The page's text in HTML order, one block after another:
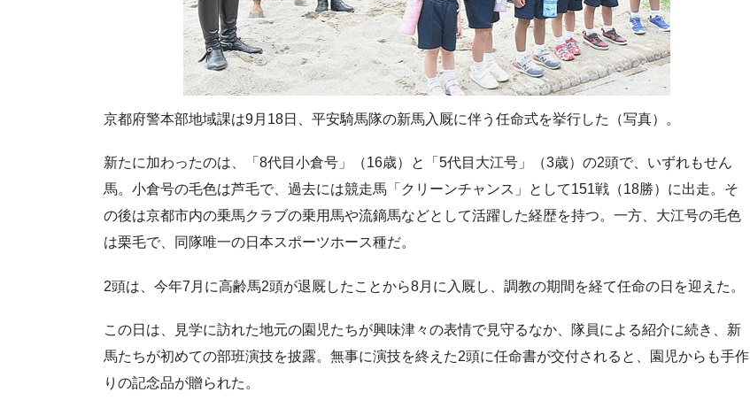
京都府警本部地域課は9月18日、平安騎馬隊の新馬入厩に伴う任命式を挙行した（写真）。
新たに加わったのは、「8代目小倉号」（16歳）と「5代目大江号」（3歳）の2頭で、いずれもせん
馬。小倉号の毛色は芦毛で、過去には競走馬「クリーンチャンス」として151戦（18勝）に出走。そ
の後は京都市内の乗馬クラブの乗用馬や流鏑馬などとして活躍した経歴を持つ。一方、大江号の毛色
は栗毛で、同隊唯一の日本スポーツホース種だ。
2頭は、今年7月に高齢馬2頭が退厩したことから8月に入厩し、調教の期間を経て任命の日を迎えた。
この日は、見学に訪れた地元の園児たちが興味津々の表情で見守るなか、隊員による紹介に続き、新
馬たちが初めての部班演技を披露。無事に演技を終えた2頭に任命書が交付されると、園児からも手作
りの記念品が贈られた。